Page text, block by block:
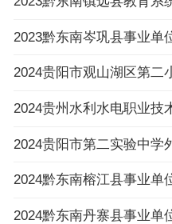
2024贵阳市观山湖区第二